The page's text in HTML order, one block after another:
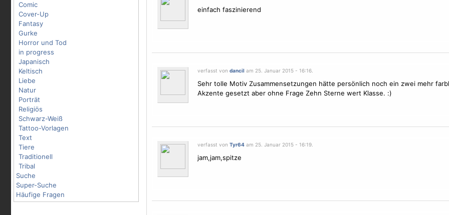
Comic
Cover-Up
Fantasy
Gurke
Horror und Tod
in progress
Japanisch
Keltisch
Liebe
Natur
Porträt
Religiös
Schwarz-Weiß
Tattoo-Vorlagen
Text
Tiere
Traditionell
Tribal
Suche
Super-Suche
Häufige Fragen
einfach faszinierend
verfasst von dancil am 25. Januar 2015 - 16:16.
Sehr tolle MotivZusammensetzungen hätte persönlich noch ein zwei mehr
Akzente gesetzt aber ohne Frage Zehn Sterne wert Klasse. :)
verfasst von Tyr64am 25. Januar 2015 - 16:19.
jam,jam,spitze